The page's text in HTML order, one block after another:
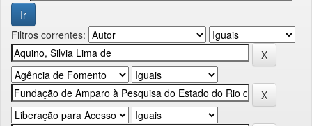
Filtros correntes: